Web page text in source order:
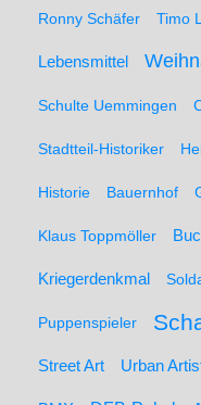
Ronny Schäfer Timo
Lebensmittel
Schulte Uemmingen
Stadtteil-Historiker
Historie Bauernhof
Klaus Toppmöller
Kriegerdenkmal
Puppenspieler
Street Art Urban